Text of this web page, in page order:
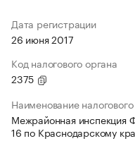
Дата регистрации
26 июня 2017
Код налогового органа
2375
Наименование
Межрайонная инспекция
16 по Краснодарскому